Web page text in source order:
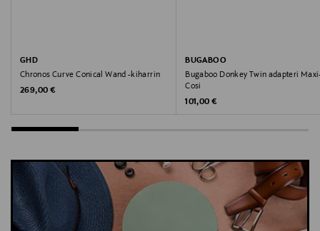
GHD
Chronos Curve Conical Wand -kiharrin
Original Price
269,00 €
BUGABOO
Bugaboo Donkey Twin adapteri
Cosi
Original Price
101,00 €